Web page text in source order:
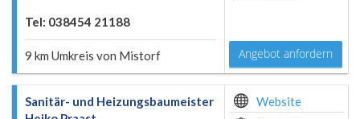
Tel: 038454 21188
9 km Umkreis von Mistorf Angebot anfordern
Sanitär- und Heizungsbaumeister
Website